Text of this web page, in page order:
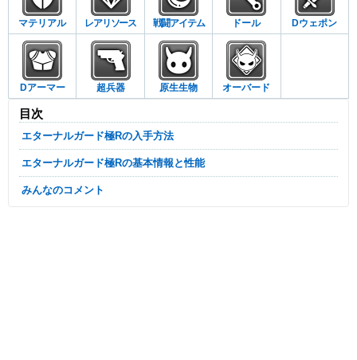
マテリアル レアリソース 戦闘アイテム ドール Dウェポン
Dアーマー 超兵器 原生生物 オーバード
目次
エターナルガード極Rの入手方法
エターナルガード極Rの基本情報と性能
みんなのコメント